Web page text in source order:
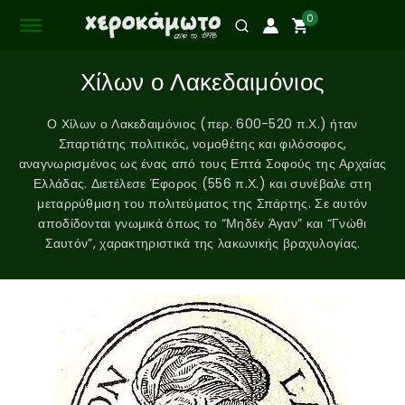
0
Χίλων ο Λακεδαιμόνιος
Ο Χίλων ο Λακεδαιμόνιος (περ. 600-520 π.Χ.) ήταν
Σπαρτιάτης πολιτικός, νομοθέτης και φιλόσοφος,
αναγνωρισμένος ως ένας από τους Επτά Σοφούς της Αρχαίας
Ελλάδας. Διετέλεσε Έφορος (556 π.Χ.) και συνέβαλε στη
μεταρρύθμιση του πολιτεύματος της Σπάρτης. Σε αυτόν
αποδίδονται γνωμικά όπως το “Μηδέν Άγαν” και “Γνώθι
Σαυτόν”, χαρακτηριστικά της λακωνικής βραχυλογίας.